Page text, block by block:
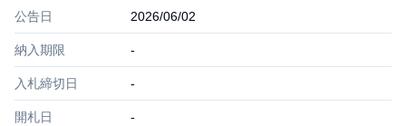
公告日 2026/06/02
納入期限 -
入札締切日 -
開札日 -